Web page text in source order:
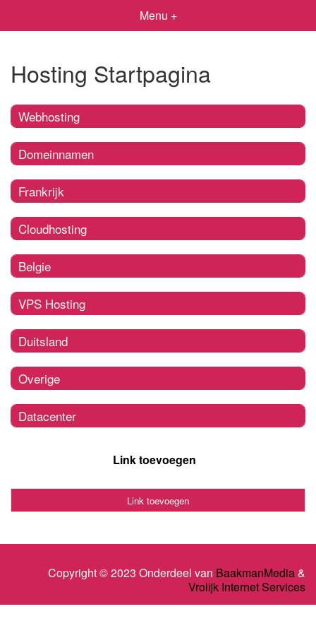
Menu +
Hosting Startpagina
Webhosting
Domeinnamen
Frankrijk
Cloudhosting
Belgie
VPS Hosting
Duitsland
Overige
Datacenter
Link toevoegen
Link toevoegen
Copyright © 2023 Onderdeel van BaakmanMedia&
Vrolijk Internet Services